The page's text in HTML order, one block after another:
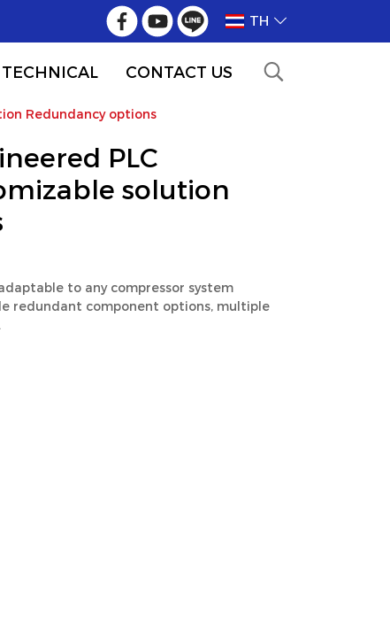
TH
TECHNICAL CONTACT US
Redundancy options
PLC
solution
to any compressor system
redundant component options, multiple